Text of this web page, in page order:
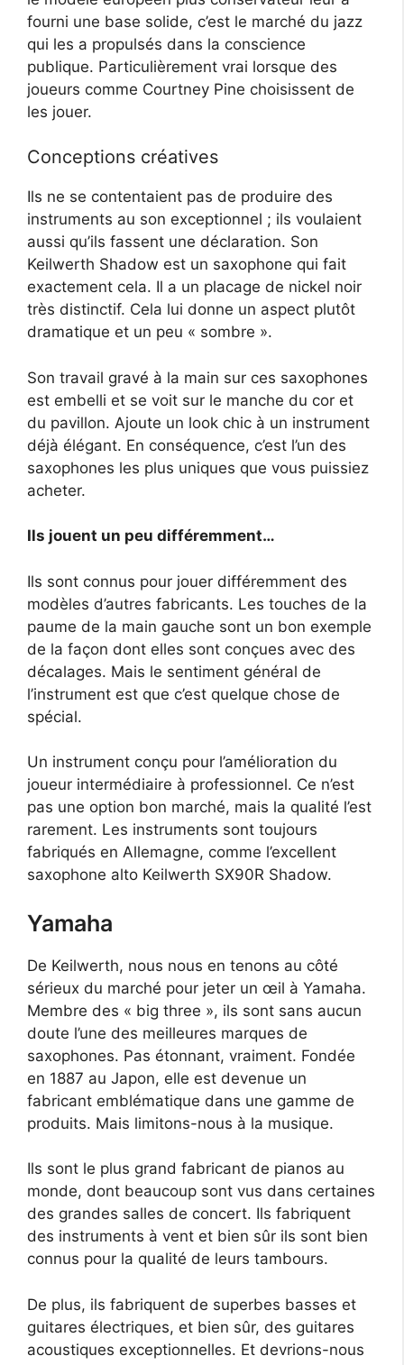
fourni une base solide, c’est le marché du jazz
qui les a propulsés dans la conscience
publique. Particulièrement vrai lorsque des
joueurs comme Courtney Pine choisissent de
les jouer.
Conceptions créatives
Ils ne se contentaient pas de produire des
instruments au son exceptionnel ; ils voulaient
aussi qu’ils fassent une déclaration. Son
Keilwerth Shadow est un saxophone qui fait
exactement cela. Il a un placage de nickel noir
très distinctif. Cela lui donne un aspect plutôt
dramatique et un peu « sombre ».
Son travail gravé à la main sur ces saxophones
est embelli et se voit sur le manche du cor et
du pavillon. Ajoute un look chic à un instrument
déjà élégant. En conséquence, c’est l’un des
saxophones les plus uniques que vous puissiez
acheter.
Ils jouent un peu différemment…
Ils sont connus pour jouer différemment des
modèles d’autres fabricants. Les touches de la
paume de la main gauche sont un bon exemple
de la façon dont elles sont conçues avec des
décalages. Mais le sentiment général de
l’instrument est que c’est quelque chose de
spécial.
Un instrument conçu pour l’amélioration du
joueur intermédiaire à professionnel. Ce n’est
pas une option bon marché, mais la qualité l’est
rarement. Les instruments sont toujours
fabriqués en Allemagne, comme l’excellent
saxophone alto Keilwerth SX90R Shadow.
Yamaha
De Keilwerth, nous nous en tenons au côté
sérieux du marché pour jeter un œil à Yamaha.
Membre des « big three », ils sont sans aucun
doute l’une des meilleures marques de
saxophones. Pas étonnant, vraiment. Fondée
en 1887 au Japon, elle est devenue un
fabricant emblématique dans une gamme de
produits. Mais limitons-nous à la musique.
Ils sont le plus grand fabricant de pianos au
monde, dont beaucoup sont vus dans certaines
des grandes salles de concert. Ils fabriquent
des instruments à vent et bien sûr ils sont bien
connus pour la qualité de leurs tambours.
De plus, ils fabriquent de superbes basses et
guitares électriques, et bien sûr, des guitares
acoustiques exceptionnelles. Et devrions-nous